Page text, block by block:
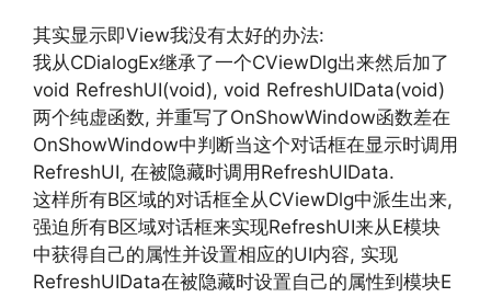
其实显示即View我没有太好的办法:
我从CDialogEx继承了一个CViewDlg出来然后加了
void RefreshUI(void), void RefreshUIData(void)
两个纯虚函数, 并重写了OnShowWindow函数差在
OnShowWindow中判断当这个对话框在显示时调用
RefreshUI, 在被隐藏时调用RefreshUIData.
这样所有B区域的对话框全从CViewDlg中派生出来,
强迫所有B区域对话框来实现RefreshUI来从E模块
中获得自己的属性并设置相应的UI内容, 实现
RefreshUIData在被隐藏时设置自己的属性到模块E